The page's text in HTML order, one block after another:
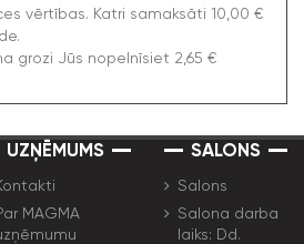
vērtības. Katri samaksāti 10,00 €
grozi Jūs nopelnīsiet 2,65 €
UZŅĒMUMS
MAGMA
SALONS
Salons
Salona darba
laiks: Dd.